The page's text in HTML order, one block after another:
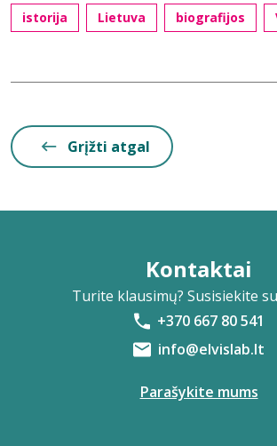
istorija Lietuva biografijos
Grįžti atgal
Kontaktai
Turite klausimų? Susisiekite
+370 667 80 541
info@elvislab.lt
Parašykite mums